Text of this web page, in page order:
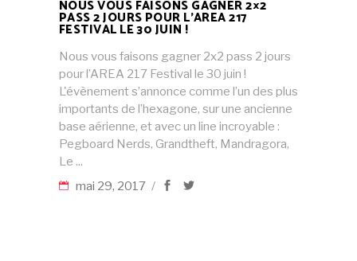
NOUS VOUS FAISONS GAGNER 2×2
PASS 2 JOURS POUR L’AREA 217
FESTIVAL LE 30 JUIN !
Nous vous faisons gagner 2x2 pass 2 jours
pour l’AREA 217 Festival le 30 juin !
L'évènement s’annonce comme l’un des plus
importants de l’hexagone, sur une ancienne
base aérienne, et avec un line incroyable :
Pegboard Nerds, Grandtheft, Mandragora,
Le
mai 29, 2017